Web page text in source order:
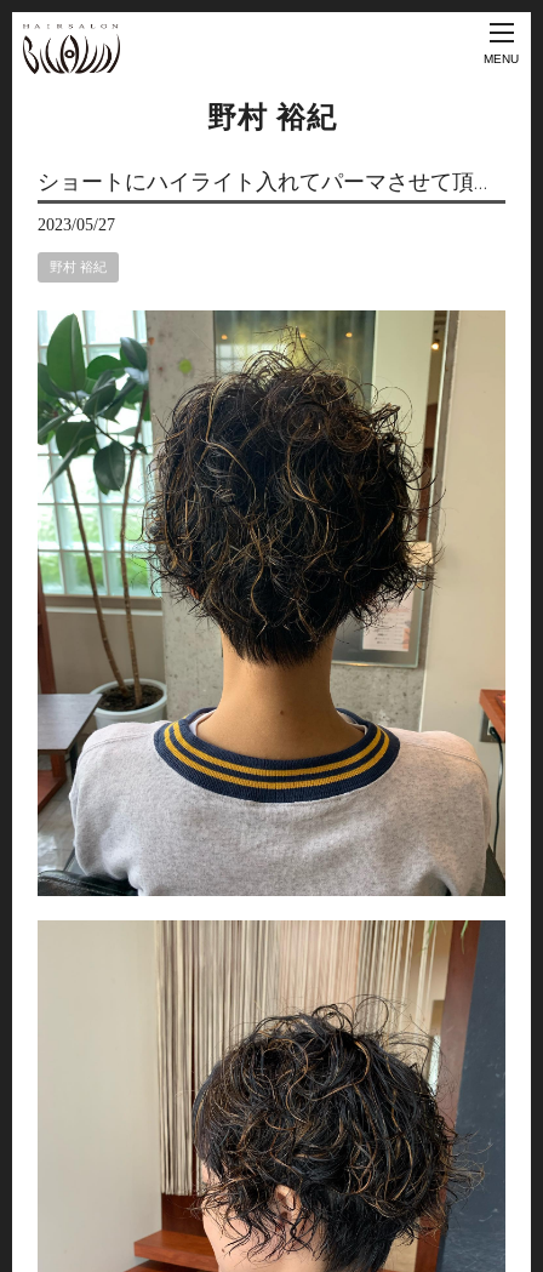
MENU
野村 裕紀
ショートにハイライト入れてパーマさせて頂…
2023/05/27
野村 裕紀